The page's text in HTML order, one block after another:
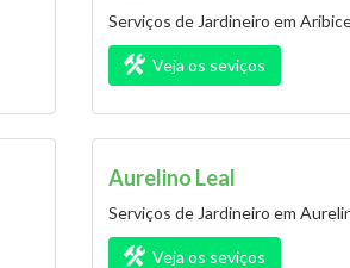
Serviços de Jardineiro em
Veja os seviços
Aurelino Leal
Serviços de Jardineiro em
Veja os seviços